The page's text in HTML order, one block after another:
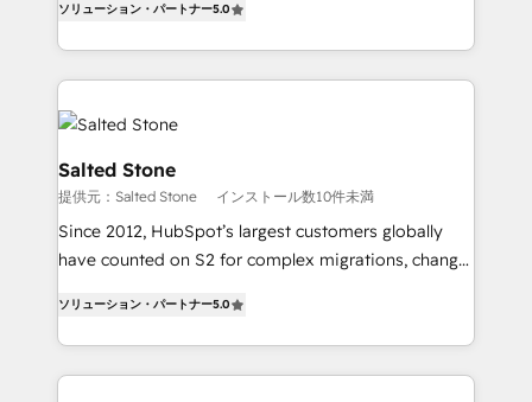
implementations across five continents ★ AI-First,
RevOps-led, Onboarding obsessed ★ Company of
the Year 2024/25 INSIDEA helps growing companies
turn HubSpot into a revenue engine. We onboard
your team, migrate your data, and build AI-powered
workflows that drive adoption from week one, in
your time zone. What we do ➤ Onboarding: Live in
weeks, with workflows built around your business,
not a template. ➤ Migration: Move from any legacy
CRM. Zero downtime, full data integrity. ➤
Implementation: Configure HubSpot to run your
revenue process. Sales, marketing, and service wired
ソリューション・パートナー5.0
Salted Stone
提供元：Salted Stone インストール数10件未満
Since 2012, HubSpot’s largest customers globally
have counted on S2 for complex migrations, change
solutions that deliver measurable impact and
transform brand experiences As one of the few full-
service creative agencies in the HubSpot
ソリューション・パートナー5.0